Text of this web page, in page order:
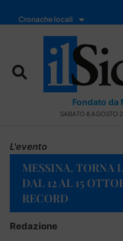
Cronache locali
Fondato da
SABATO 8 AGOSTO
L'evento
MESSINA, TORNA
DAL 12 AL 15
RECORD
Redazione